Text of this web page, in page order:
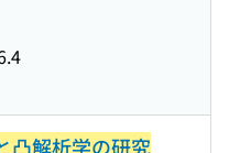
凸解析学の研究